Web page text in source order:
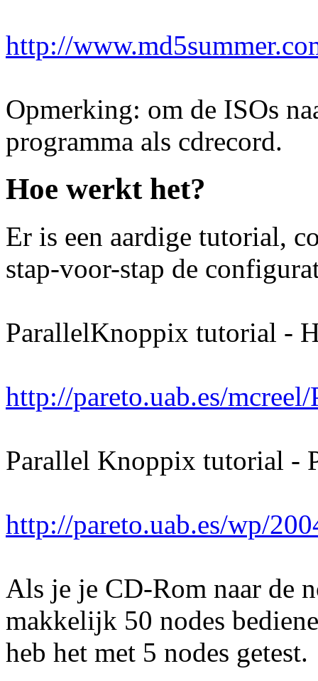
http://
Opmerking: om de ISOs
programma als cdrecord.
Hoe werkt het?
Er is een aardige tutorial,
stap-voor-stap de
ParallelKnoppix tutorial -
http://pareto.uab.es/
Parallel Knoppix tutorial -
http://pareto.uab.es/wp/
Als je je CD-Rom naar de
makkelijk 50 nodes
heb het met 5 nodes getest.